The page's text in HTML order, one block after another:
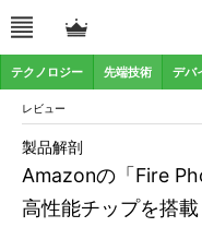
テクノロジー 先端技術 デバ
レビュー
Amazonの「Fire
高性能チップを搭載
製品解剖